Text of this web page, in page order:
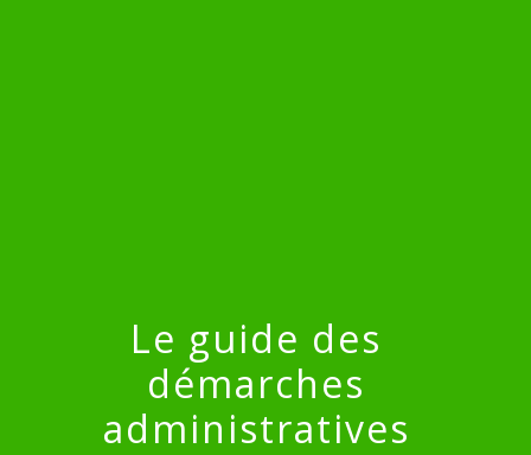
Le guide des
démarches
administratives